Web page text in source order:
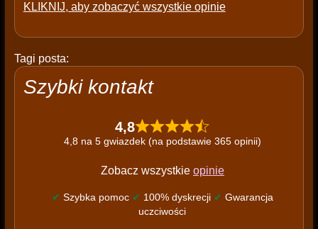
KLIKNIJ, aby zobaczyć wszystkie opinie
Tagi posta:
Szybki kontakt
4,8
4,8 na 5 gwiazdek (na podstawie 365 opinii)
Zobacz wszystkie opinie
✔ Szybka pomoc ✔ 100% dyskrecji ✔ Gwarancja
uczciwości